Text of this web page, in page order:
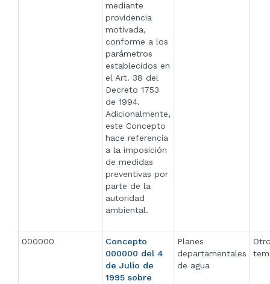
mediante
providencia
motivada,
conforme a los
parámetros
establecidos en
el Art. 38 del
Decreto 1753
de 1994.
Adicionalmente,
este Concepto
hace referencia
a la imposición
de medidas
preventivas por
parte de la
autoridad
ambiental.
000000
Concepto
000000 del 4
de Julio de
1995 sobre
Planes
departamentales
de agua